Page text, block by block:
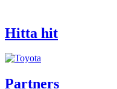
Hitta hit
Partners